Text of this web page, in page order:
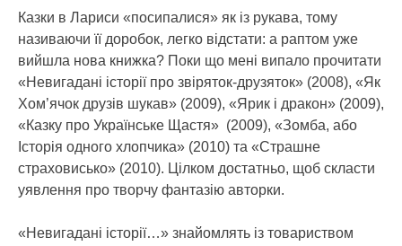
Казки в Лариси «посипалися» як із рукава, тому
називаючи її доробок, легко відстати: а раптом уже
вийшла нова книжка? Поки що мені випало прочитати
«Невигадані історії про звіряток-друзяток» (2008), «Як
Хом’ячок друзів шукав» (2009), «Ярик і дракон» (2009),
«Казку про Українське Щастя» (2009), «Зомба, або
Історія одного хлопчика» (2010) та «Страшне
страховисько» (2010). Цілком достатньо, щоб скласти
уявлення про творчу фантазію авторки.
«Невигадані історії…» знайомлять із товариством